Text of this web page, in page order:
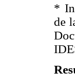
*
de